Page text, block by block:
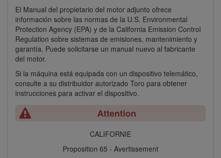
El Manual del propietario del motor adjunto ofrece
información sobre las normas de la U.S. Environmental
Protection Agency (EPA) y de la California Emission Control
Regulation sobre sistemas de emisiones, mantenimiento y
garantía. Puede solicitarse un manual nuevo al fabricante
del motor.
Si la máquina está equipada con un dispositivo telemático,
consulte a su distribuidor autorizado Toro para obtener
instrucciones para activar el dispositivo.
Attention
CALIFORNIE
Proposition 65 - Avertissement